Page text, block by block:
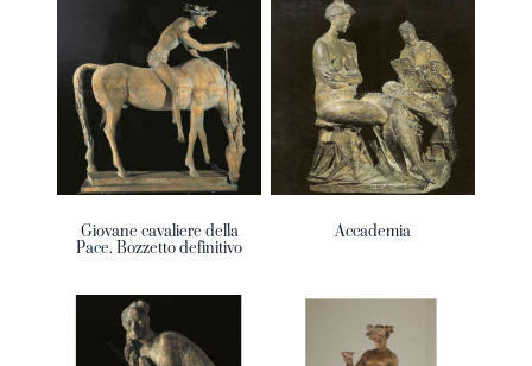
Giovane cavaliere della
Pace. Bozzetto definitivo
Accademia